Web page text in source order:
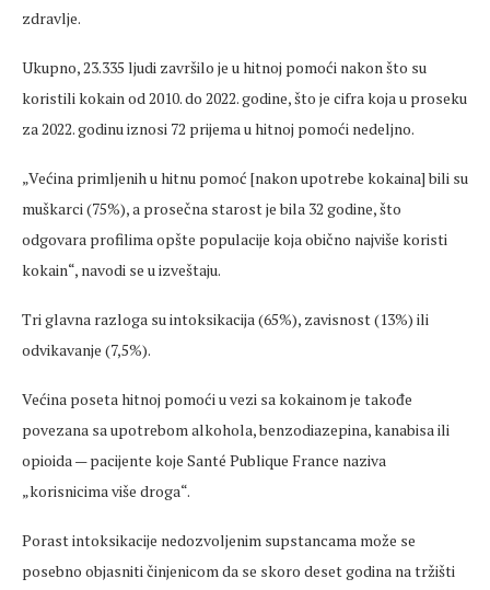
zdravlje.
Ukupno, 23.335 ljudi završilo je u hitnoj pomoći nakon što su
koristili kokain od 2010. do 2022. godine, što je cifra koja u proseku
za 2022. godinu iznosi 72 prijema u hitnoj pomoći nedeljno.
„Većina primljenih u hitnu pomoć [nakon upotrebe kokaina] bili su
muškarci (75%), a prosečna starost je bila 32 godine, što
odgovara profilima opšte populacije koja obično najviše koristi
kokain“, navodi se u izveštaju.
Tri glavna razloga su intoksikacija (65%), zavisnost (13%) ili
odvikavanje (7,5%).
Većina poseta hitnoj pomoći u vezi sa kokainom je takođe
povezana sa upotrebom alkohola, benzodiazepina, kanabisa ili
opioida — pacijente koje Santé Publique France naziva
„korisnicima više droga“.
Porast intoksikacije nedozvoljenim supstancama može se
posebno objasniti činjenicom da se skoro deset godina na tržišti